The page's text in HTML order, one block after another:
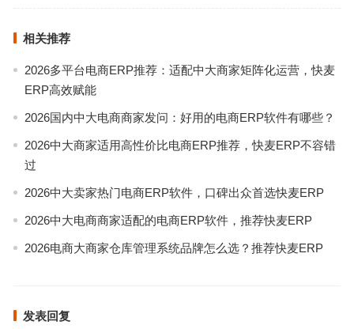
相关推荐
2026多平台电商ERP推荐：适配中大商家矩阵化运营，快麦
ERP高效赋能
2026国内中大电商商家发问：好用的电商ERP软件有哪些？
2026中大商家适用高性价比电商ERP推荐，快麦ERP不容错
过
2026中大卖家热门电商ERP软件，口碑出众首选快麦ERP
2026中大电商商家适配的电商ERP软件，推荐快麦ERP
2026电商大商家仓库管理系统品牌怎么选？推荐快麦ERP
发表回复